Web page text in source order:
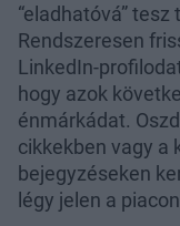
“eladhatóvá”
Rendszeresen
LinkedIn-
hogy azok
énmárkádat.
cikkekben vagy a
bejegyzéseken
légy jelen a